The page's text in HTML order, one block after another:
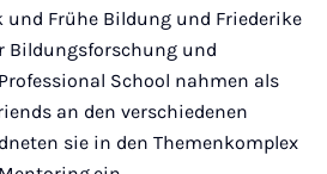
Frühe Bildung und Friederike
Bildungsforschung und
School nahmen als
an den verschiedenen
sie in den Themenkomplex